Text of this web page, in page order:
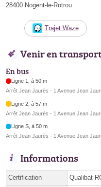
28400 Nogent-le-Rotrou
Trajet Waze
Venir en
En bus
Ligne 1, à 50 m
Arrêt Jean Jaurès - 1 Avenue Jean
Ligne 2, à 57 m
Arrêt Jean Jaurès - 1 Avenue Jean
Ligne S, à 50 m
Arrêt Jean Jaurès - 1 Avenue Jean
Informations
Certification Qualibat